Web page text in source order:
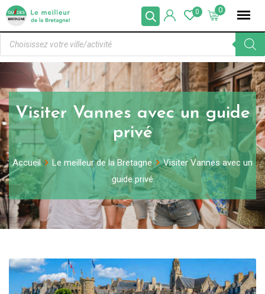
0
0
Visiter Vannes avec un guide
privé
Accueil Le meilleur de la Bretagne
Visiter Vannes avec un
guide privé